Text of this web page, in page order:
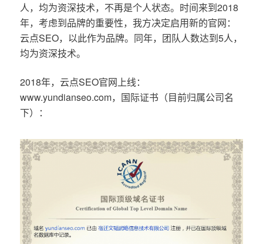
人，均为资深技术，不再是个人状态。时间来到2018
年，考虑到品牌的重要性，我方决定启用新的官网：
云点SEO，以此作为品牌。同年，团队人数达到5人，
均为资深技术。
2018年，云点SEO官网上线：
www.yundianseo.com，国际证书（目前归属公司名
下）：